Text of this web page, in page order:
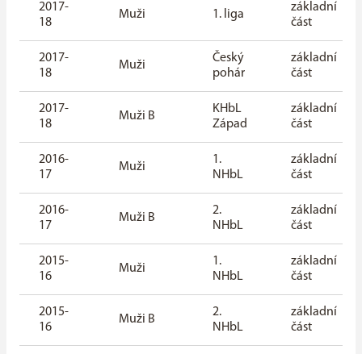
2017-
18
Muži 1. liga
základní
část
2017-
18
Muži
Český
pohár
základní
část
2017-
18
Muži B
KHbL
Západ
základní
část
2016-
17
Muži
1.
NHbL
základní
část
2016-
17
Muži B
2.
NHbL
základní
část
2015-
16
Muži
1.
NHbL
základní
část
2015-
16
Muži B
2.
NHbL
základní
část